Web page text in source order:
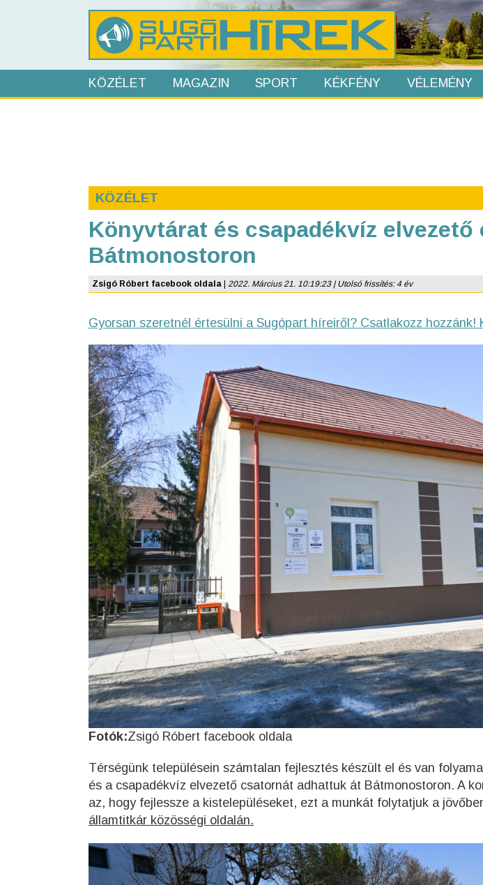
KÖZÉLET MAGAZIN SPORT KÉKFÉNY VÉLEMÉNY
KÖZÉLET
Könyvtárat és csapadékvíz
Bátmonostoron
Zsigó Róbert facebook oldala 2022. Március 21. 10:19:23 | Utolsó frissítés: 4 év
Gyorsan szeretnél értesülni a Sugópart híreiről? Csatlakozz hozzánk!
Fotók:Zsigó Róbert facebook oldala
Térségünk településein számtalan fejlesztés készült el és van
és a csapadékvíz elvezető csatornát adhattuk át Bátmonostoron. A
az, hogy fejlessze a kistelepüléseket, ezt a munkát folytatjuk a
államtitkár közösségi oldalán.